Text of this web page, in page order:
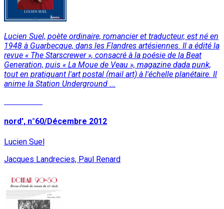
Lucien Suel, poète ordinaire, romancier et traducteur, est né en
1948 à Guarbecque, dans les Flandres artésiennes. Il a édité la
revue « The Starscrewer », consacré à la poésie de la Beat
Generation, puis « La Moue de Veau », magazine dada punk,
tout en pratiquant l'art postal (mail art) à l'échelle planétaire. Il
anime la Station Underground ...
nord', n°60/Décembre 2012
Lucien Suel
Jacques Landrecies, Paul Renard